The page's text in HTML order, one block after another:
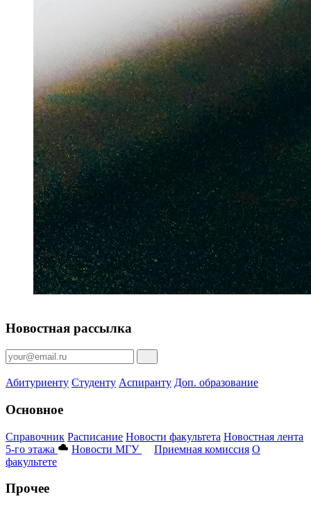
Новостная рассылка
Абитуриенту Студенту Аспиранту Доп. образование
Основное
Справочник Расписание Новости факультета Новостная лента
5-го этажа
Новости МГУ Приемная комиссия О
факультете
Прочее